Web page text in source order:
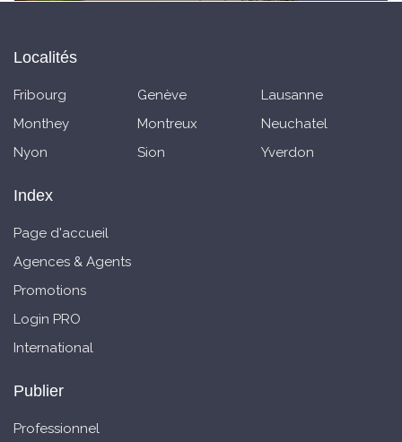
Localités
Fribourg Genève
Lausanne
Monthey
Montreux
Neuchatel
Nyon
Sion Yverdon
Index
Page d'accueil
Agences & Agents
Promotions
Login PRO
International
Publier
Professionnel